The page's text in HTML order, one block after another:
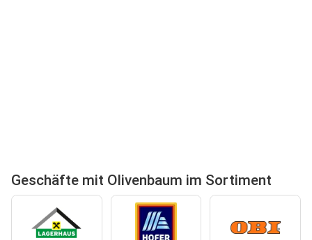
Geschäfte mit Olivenbaum im Sortiment